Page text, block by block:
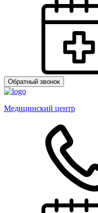
Обратный звонок
Медицинский центр